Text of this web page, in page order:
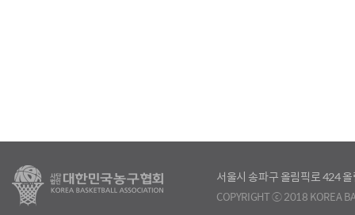
서울시 송파구 올림픽로 424
COPYRIGHT ⓒ 2018 KOREA